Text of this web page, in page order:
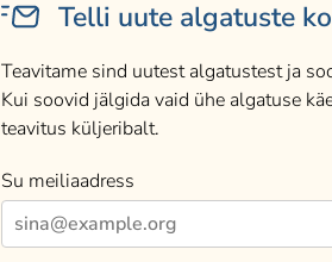
Telli uute algatuste
Teavitame sind uutest algatustest ja
Kui soovid jälgida vaid ühe algatuse
teavitus küljeribalt.
Su meiliaadress